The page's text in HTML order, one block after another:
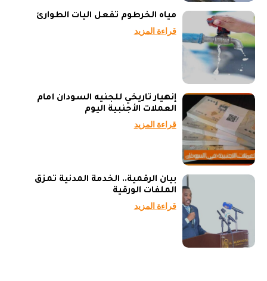
مياه الخرطوم تفعل آليات الطوارئ
قراءة المزيد
إنهيار تاريخي للجنيه السودان أمام
العملات الأجنبية اليوم
قراءة المزيد
بيان الرقمية.. الخدمة المدنية تمزق
الملفات الورقية
قراءة المزيد